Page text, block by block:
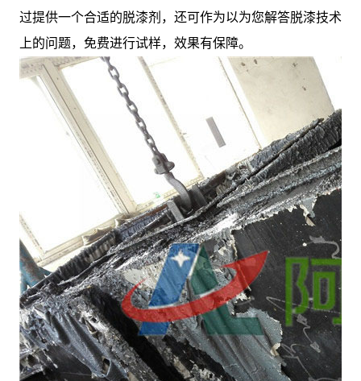
过提供一个合适的脱漆剂，还可作为以为您解答脱漆技术
上的问题，免费进行试样，效果有保障。